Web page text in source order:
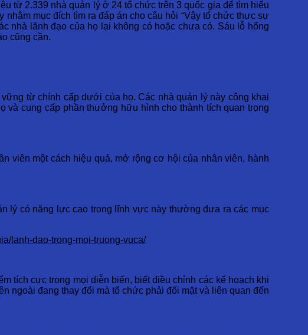
từ 2.339 nhà quản lý ở 24 tổ chức trên 3 quốc gia để tìm hiểu
mục đích tìm ra đáp án cho câu hỏi “Vậy tổ chức thực sự
nhà lãnh đạo của họ lại không có hoặc chưa có. Sáu lỗ hổng
cũng cần.
từ chính cấp dưới của họ. Các nhà quản lý này công khai
cung cấp phần thưởng hữu hình cho thành tích quan trọng
viên một cách hiệu quả, mở rộng cơ hội của nhân viên, hành
lý có năng lực cao trong lĩnh vực này thường đưa ra các mục
lanh-dao-trong-moi-truong-vuca/
tích cực trong mọi diễn biến, biết điều chỉnh các kế hoạch khi
ngoài đang thay đổi mà tổ chức phải đối mặt và liên quan đến